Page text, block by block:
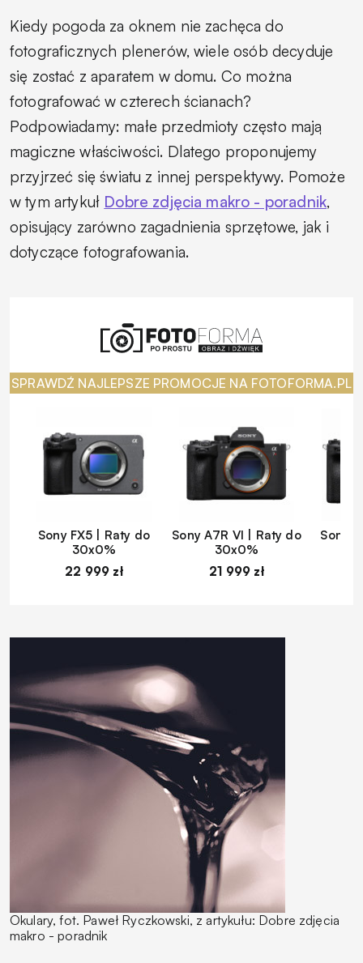
Kiedy pogoda za oknem nie zachęca do
fotograficznych plenerów, wiele osób decyduje
się zostać z aparatem w domu. Co można
fotografować w czterech ścianach?
Podpowiadamy: małe przedmioty często mają
magiczne właściwości. Dlatego proponujemy
przyjrzeć się światu z innej perspektywy. Pomoże
w tym artykuł Dobre zdjęcia makro - poradnik,
opisujący zarówno zagadnienia sprzętowe, jak i
dotyczące fotografowania.
SPRAWDŹ NAJLEPSZE PROMOCJE NA FOTOFORMA.PL
Sony FX5 | Raty do
30x0%
22 999 zł
Sony A7R VI | Raty do
30x0%
21 999 zł
Sony
Okulary, fot. Paweł Ryczkowski, z artykułu: Dobre zdjęcia
makro - poradnik